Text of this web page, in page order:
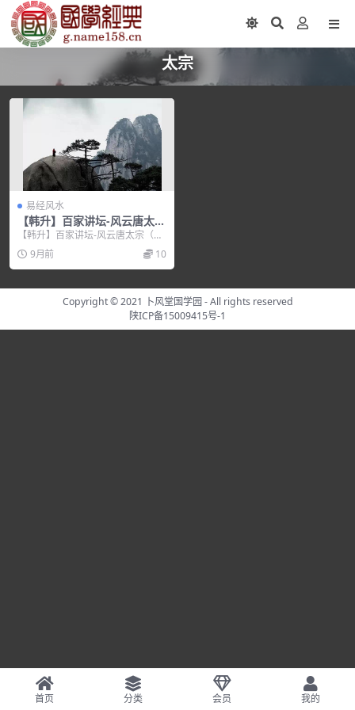
太宗
易经风水
【韩升】百家讲坛-风云唐太宗
（全集视频）
【韩升】百家讲坛-风云唐太宗（全
集视频），培训讲座视频，培训课
程视频教程下载，百...
9月前 10
Copyright © 2021 卜风堂国学园- All rights reserved
陕ICP备15009415号-1
首页 分类 会员 我的